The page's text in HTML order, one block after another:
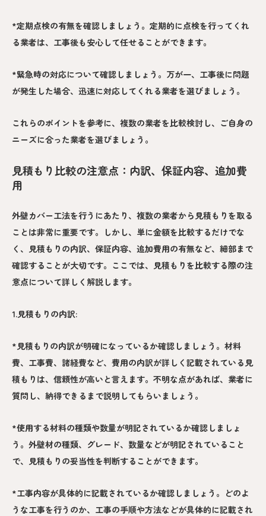
*定期点検の有無を確認しましょう。定期的に点検を行ってくれ
る業者は、工事後も安心して任せることができます。
*緊急時の対応について確認しましょう。万が一、工事後に問題
が発生した場合、迅速に対応してくれる業者を選びましょう。
これらのポイントを参考に、複数の業者を比較検討し、ご自身の
ニーズに合った業者を選びましょう。
見積もり比較の注意点：内訳、保証内容、追加費
用
外壁カバー工法を行うにあたり、複数の業者から見積もりを取る
ことは非常に重要です。しかし、単に金額を比較するだけでな
く、見積もりの内訳、保証内容、追加費用の有無など、細部まで
確認することが大切です。ここでは、見積もりを比較する際の注
意点について詳しく解説します。
1.見積もりの内訳:
*見積もりの内訳が明確になっているか確認しましょう。材料
費、工事費、諸経費など、費用の内訳が詳しく記載されている見
積もりは、信頼性が高いと言えます。不明な点があれば、業者に
質問し、納得できるまで説明してもらいましょう。
*使用する材料の種類や数量が明記されているか確認しましょ
う。外壁材の種類、グレード、数量などが明記されていること
で、見積もりの妥当性を判断することができます。
*工事内容が具体的に記載されているか確認しましょう。どのよ
うな工事を行うのか、工事の手順や方法などが具体的に記載され